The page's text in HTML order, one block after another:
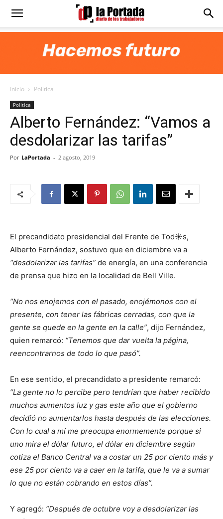
Diario
Portada
Inicio Politica
Politica
Alberto Fernández: “Vamos a
desdolarizar las tarifas”
Por LaPortada - 2 agosto, 2019
El precandidato presidencial del Frente de Tod☀s,
Alberto Fernández, sostuvo que en diciembre va a
“desdolarizar las tarifas” de energía, en una conferencia
de prensa que hizo en la localidad de Bell Ville.
“No nos enojemos con el pasado, enojémonos con el
presente, con tener las fábricas cerradas, con que la
gente se quede en la gente en la calle”, dijo Fernández,
quien remarcó: “Tenemos que dar vuelta la página,
reencontrarnos de todo lo que pasó”.
En ese sentido, el precandidato a presidente remarcó:
“La gente no lo percibe pero tendrían que haber recibido
muchos aumentos luz y gas este año que el gobierno
decidió no aumentarlos hasta después de las elecciones.
Con lo cual a mí me preocupa enormemente porque si
uno mira el dólar futuro, el dólar en diciembre según
cotiza el Banco Central va a costar un 25 por ciento más y
ese 25 por ciento va a caer en la tarifa, que le va a sumar
lo que no están cobrando en estos días”.
Y agregó: “Después de octubre voy a desdolarizar las